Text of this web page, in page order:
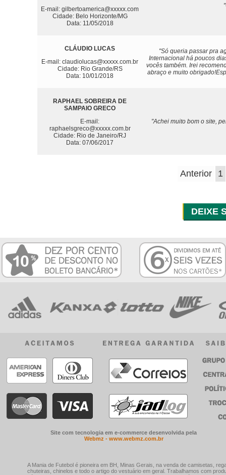
E-mail: gilbertoamerica@xxxxx.com
Cidade: Belo Horizonte/MG
Data: 11/05/2018
CLÁUDIO LUCAS
E-mail: claudiolucas@xxxxx.com.br
Cidade: Rio Grande/RS
Data: 10/01/2018
"Só queria passar pra
Internacional há poucos
vocês também. Irei
abraço e muito
RAPHAEL SOBREIRA DE
SAMPAIO GRECO
E-mail:
raphaelsgreco@xxxxx.com.br
Cidade: Rio de Janeiro/RJ
Data: 07/06/2017
"Achei muito bom o site,
Anterior 1
DEIXE
Site com tecnologia em e-commerce desenvolvida pela
Webmz - www.webmz.com.br
A Mania de Futebol é pioneira em BH, Minas Gerais, na venda de camisetas,
chuteiras, chinelos e todo o artigo do vestuário em geral. Trabalhamos com